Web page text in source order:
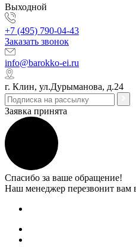
Выходной
+7 (495) 790-04-43
Заказать звонок
info@barokko-ei.ru
г. Клин, ул.Дурыманова, д.24
Заявка принята
Спасибо за ваше обращение!
Наш менеджер перезвонит вам